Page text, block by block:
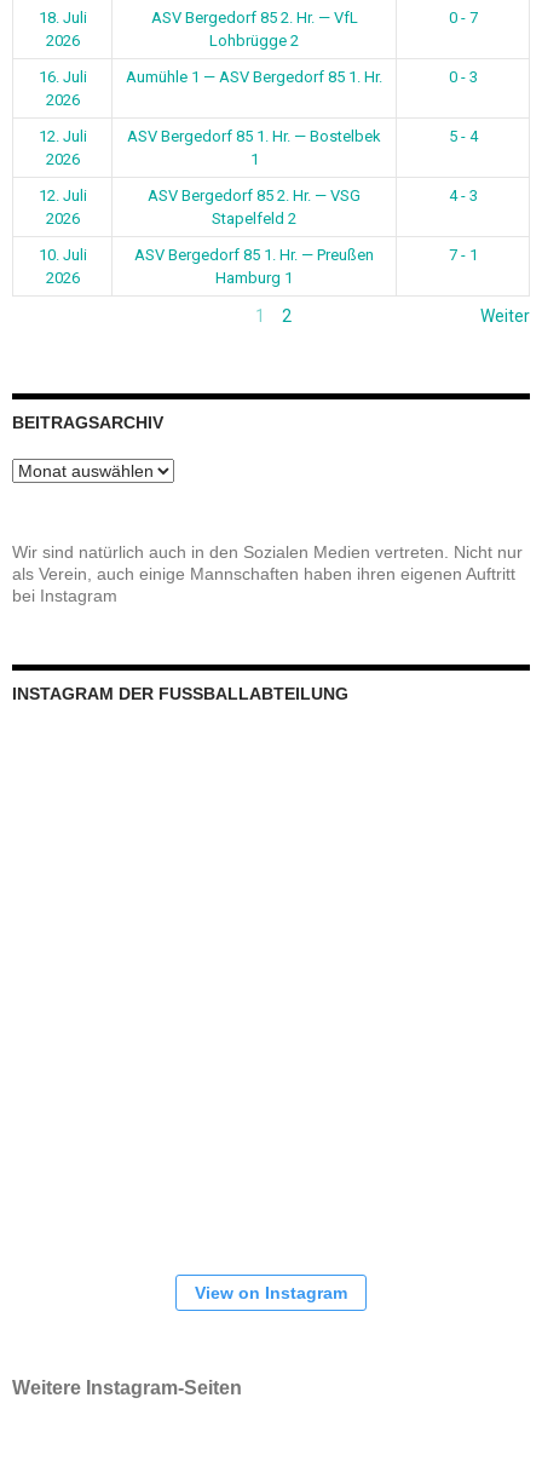
18. Juli
2026
ASV Bergedorf 85 2. Hr. — VfL
Lohbrügge 2
0 - 7
16. Juli
2026
Aumühle 1 — ASV Bergedorf 85 1. Hr. 0 - 3
12. Juli
2026
ASV Bergedorf 85 1. Hr. — Bostelbek
1
5 - 4
12. Juli
2026
ASV Bergedorf 85 2. Hr. — VSG
Stapelfeld 2
4 - 3
10. Juli
2026
ASV Bergedorf 85 1. Hr. — Preußen
Hamburg 1
7 - 1
1 2 Weiter
BEITRAGSARCHIV
Beitragsarchiv
Wir sind natürlich auch in den Sozialen Medien vertreten. Nicht nur
als Verein, auch einige Mannschaften haben ihren eigenen Auftritt
bei Instagram
INSTAGRAM DER FUSSBALLABTEILUNG
View on Instagram
Weitere Instagram-Seiten